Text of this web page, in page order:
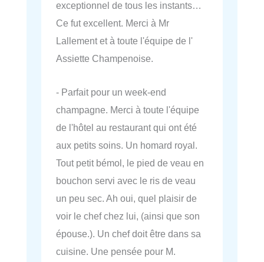
exceptionnel de tous les instants…
Ce fut excellent. Merci à Mr
Lallement et à toute l'équipe de l'
Assiette Champenoise.
- Parfait pour un week-end
champagne. Merci à toute l'équipe
de l'hôtel au restaurant qui ont été
aux petits soins. Un homard royal.
Tout petit bémol, le pied de veau en
bouchon servi avec le ris de veau
un peu sec. Ah oui, quel plaisir de
voir le chef chez lui, (ainsi que son
épouse.). Un chef doit être dans sa
cuisine. Une pensée pour M.